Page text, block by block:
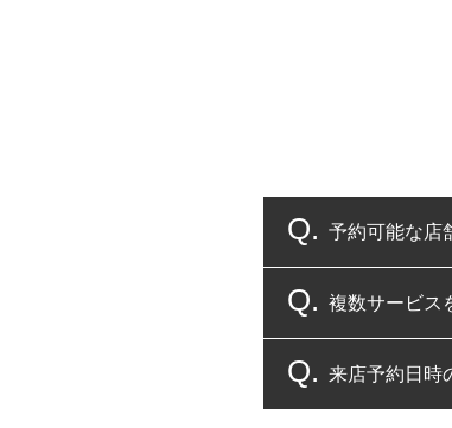
予約可能な店
コクピット・
複数サービス
複数サービス
来店予約日時